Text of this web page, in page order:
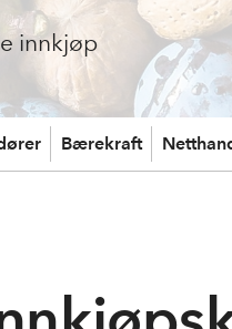
innkjøp
Bærekraft